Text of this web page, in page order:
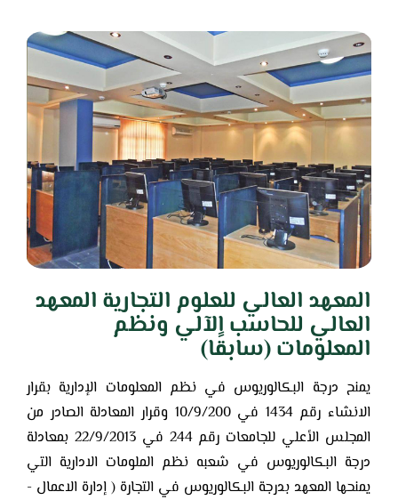
المعهد العالي للعلوم التجارية المعهد
العالي للحاسب الآلي ونظم
المعلومات (سابقًا)
يمنح درجة البكالوريوس في نظم المعلومات الإدارية بقرار
الانشاء رقم 1434 في 10/9/200 وقرار المعادلة الصادر من
المجلس الأعلي للجامعات رقم 244 في 22/9/2013 بمعادلة
درجة البكالوريوس في شعبه نظم الملومات الادارية التي
يمنحها المعهد بدرجة البكالوريوس في التجارة ( إدارة الاعمال -